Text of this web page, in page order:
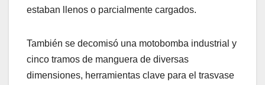
estaban llenos o parcialmente cargados.
También se decomisó una motobomba industrial y
cinco tramos de manguera de diversas
dimensiones, herramientas clave para el trasvase